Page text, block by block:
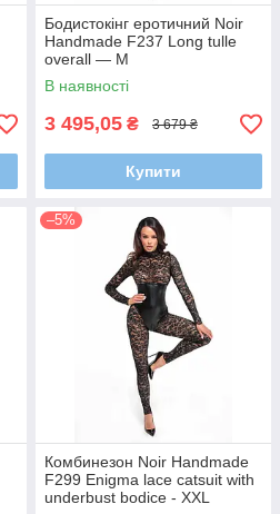
Бодистокінг еротичний Noir
Handmade F237 Long tulle
overall — M
В наявності
3 495,05 ₴ 3 679 ₴
Купити
–5%
Комбинезон Noir Handmade
F299 Enigma lace catsuit with
underbust bodice - XXL